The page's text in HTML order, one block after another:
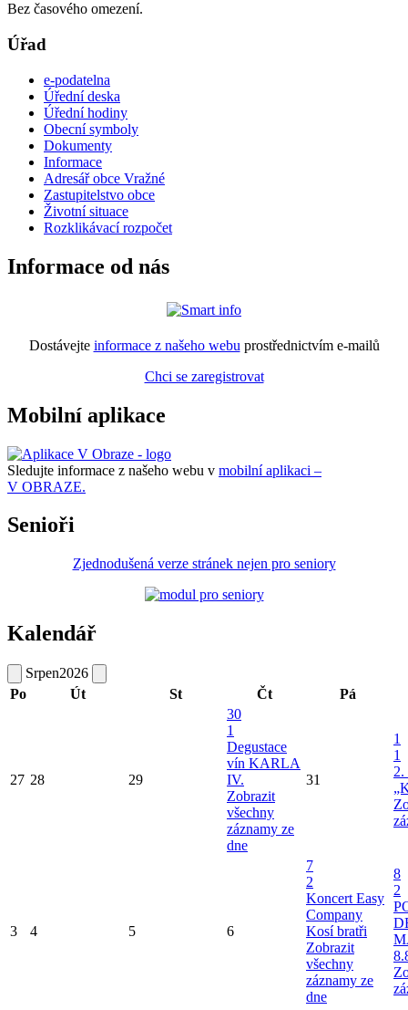
Bez časového omezení.
Úřad
e-podatelna
Úřední deska
Úřední hodiny
Obecní symboly
Dokumenty
Informace
Adresář obce Vražné
Zastupitelstvo obce
Životní situace
Rozklikávací rozpočet
Informace od nás
Dostávejte informace z našeho webu prostřednictvím e-mailů
Chci se zaregistrovat
Mobilní aplikace
Sledujte informace z našeho webu v mobilní aplikaci –
V OBRAZE.
Senioři
Zjednodušená verze stránek nejen pro seniory
Kalendář
Srpen2026
Po
Út St Čt Pá
27 28 29
30
1
Degustace
vín KARLA
IV.
Zobrazit
všechny
záznamy ze
dne
31
1
1
2.
3 4 5 6
7
2
Koncert Easy
Company
Kosí bratři
Zobrazit
všechny
záznamy ze
dne
8
2